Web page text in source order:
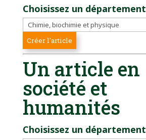
Choisissez un département
Un article en
société et
humanités
Choisissez un département